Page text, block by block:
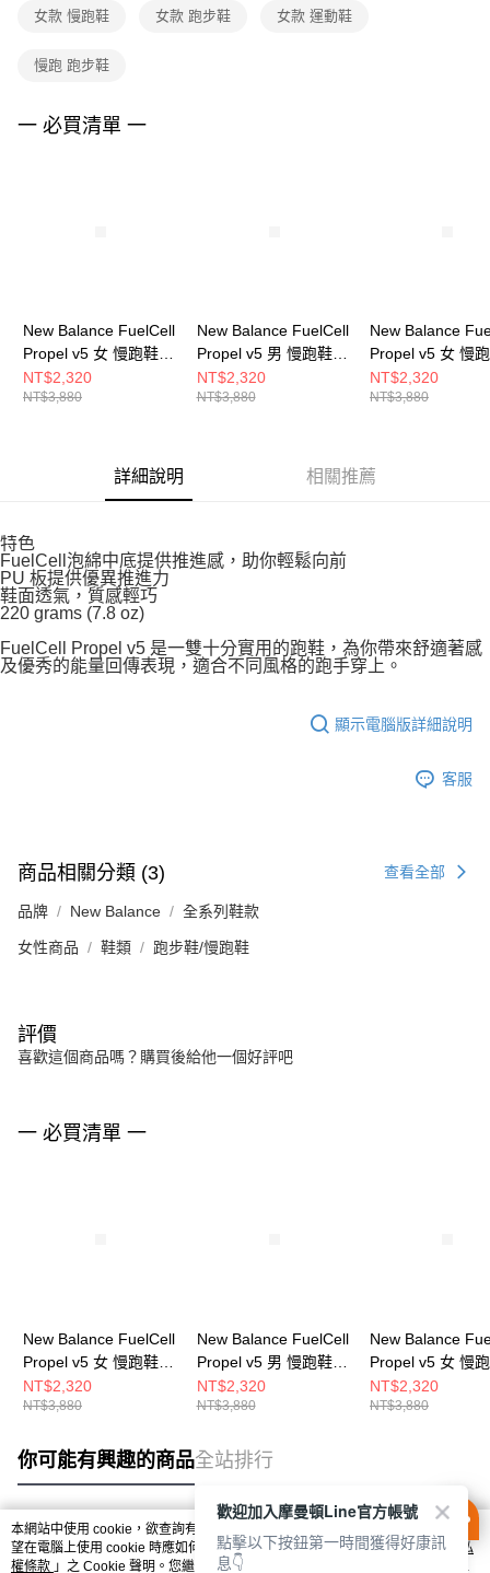
３．未成年的使用者請事先徵得法定代理人或監護人之同意方可使用
任。
請求用戶進行身份認證。
５．嚴禁一人註冊多個帳號或使用他人資訊註冊。若發現惡意使用之情形，
女款 慢跑鞋 女款 跑步鞋 女款 運動鞋
慢跑 跑步鞋
一 必買清單 一
New Balance FuelCell
Propel v5 女 慢跑鞋
WFCPRCA5-D
NT$2,320
NT$3,880
New Balance FuelCell
Propel v5 男 慢跑鞋
MFCPRCB5-2E
NT$2,320
NT$3,880
New Balance
Propel v5 女 慢
WFCPRLB5-D
NT$2,320
NT$3,880
詳細說明 相關推薦
特色
FuelCell泡綿中底提供推進感，助你輕鬆向前
PU 板提供優異推進力
鞋面透氣，質感輕巧
220 grams (7.8 oz)
FuelCell Propel v5 是一雙十分實用的跑鞋，為你帶來舒適著感
及優秀的能量回傳表現，適合不同風格的跑手穿上。
顯示電腦版詳細說明
客服
商品相關分類 (3) 查看全部
品牌 New Balance 全系列鞋款
女性商品 鞋類 跑步鞋/慢跑鞋
評價
喜歡這個商品嗎？購買後給他一個好評吧
一 必買清單 一
New Balance FuelCell
Propel v5 女 慢跑鞋
WFCPRCA5-D
NT$2,320
NT$3,880
New Balance FuelCell
Propel v5 男 慢跑鞋
MFCPRCB5-2E
NT$2,320
NT$3,880
New Balance
Propel v5 女 慢
WFCPRLB5-D
NT$2,320
NT$3,880
你可能有興趣的商品全站排行
熱門標籤
本網站中使用 cookie，欲查詢有關本網站使用 cookie 方式之詳情，及若您不希
望在電腦上使用 cookie 時應如何變更電腦的 cookie 設定，請參閱本網站「
隱私
權條款 」之 Cookie 聲明。您繼續使用本網站即表示您同意本公司得按本網站使
歡迎加入摩曼頓Line官方帳號
點擊以下按鈕第一時間獲得好康訊
息👇